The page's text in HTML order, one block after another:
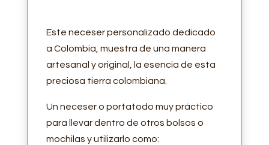
Este neceser personalizado dedicado
a Colombia, muestra de una manera
artesanal y original, la esencia de esta
preciosa tierra colombiana.
Un neceser o portatodo muy práctico
para llevar dentro de otros bolsos o
mochilas y utilizarlo como: